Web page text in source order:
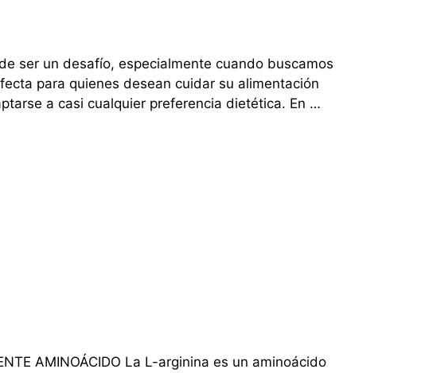
ser un desafío, especialmente cuando buscamos
para quienes desean cuidar su alimentación
a casi cualquier preferencia dietética. En …
AMINOÁCIDO La L-arginina es un aminoácido